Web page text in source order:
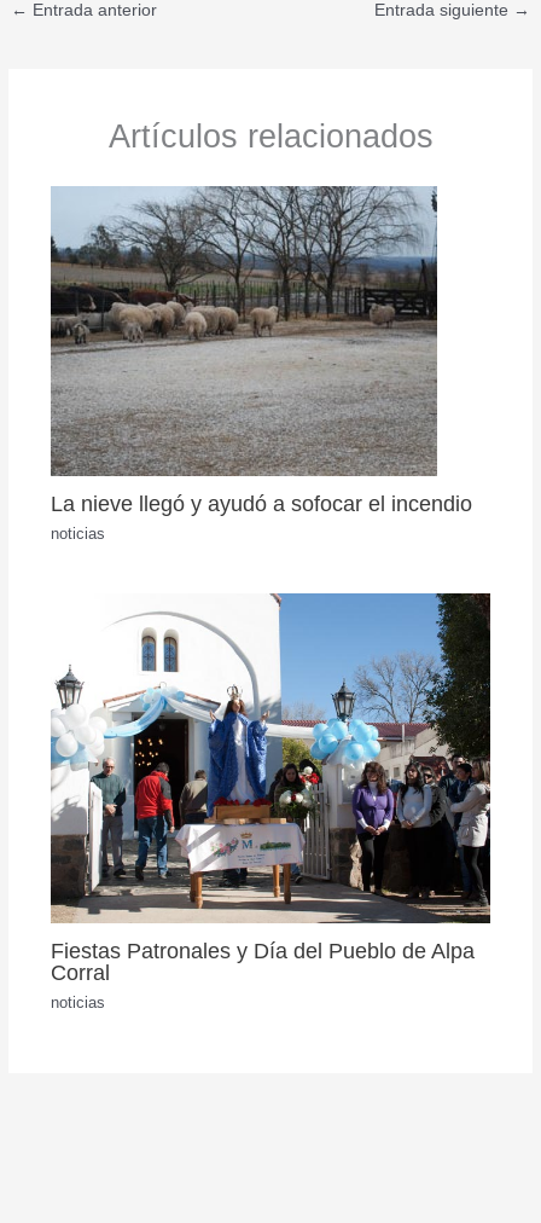
← Entrada anterior Entrada siguiente →
Artículos relacionados
La nieve llegó y ayudó a sofocar el incendio
noticias
Fiestas Patronales y Día del Pueblo de Alpa
Corral
noticias